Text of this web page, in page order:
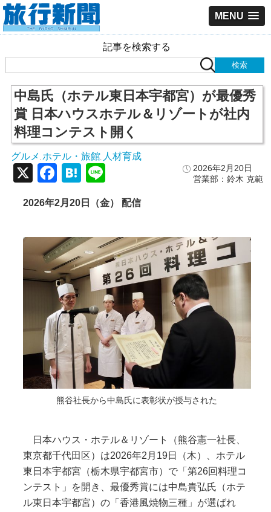
MENU
記事を検索する
中島氏（ホテル東日本宇都宮）が最優秀
賞 日本ハウスホテル＆リゾートが社内
料理コンテスト開く
グルメ ホテル・旅館 人材育成
2026年2月20日
営業部：鈴木 克範
X Facebook
Hatena
2026年2月20日（金） 配信
熊谷社長から中島氏に表彰状が授与された
日本ハウス・ホテル＆リゾート（熊谷憲一社長、
東京都千代田区）は2026年2月19日（木）、ホテル
東日本宇都宮（栃木県宇都宮市）で「第26回料理コ
ンテスト」を開き、最優秀賞には中島貴弘氏（ホテ
ル東日本宇都宮）の「香港風焼物三種」が選ばれ